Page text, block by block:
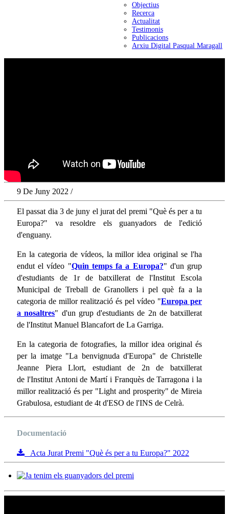
Objectius
Recerca
Actualitat
Testimonis
Publicacions
Arxiu Digital Pasqual Maragall
9 De Juny 2022 /
El passat dia 3 de juny el jurat del premi "Què és per a tu
Europa?" va resoldre els guanyadors de l'edició
d'enguany.
En la categoria de vídeos, la millor idea original se l'ha
endut el vídeo "Quin temps fa a Europa?" d'un grup
d'estudiants de 1r de batxillerat de l'Institut Escola
Municipal de Treball de Granollers i pel què fa a la
categoria de millor realització és pel vídeo "Europa per
a nosaltres" d'un grup d'estudiants de 2n de batxillerat
de l'Institut Manuel Blancafort de La Garriga.
En la categoria de fotografies, la millor idea original és
per la imatge "La benvignuda d'Europa" de Christelle
Jeanne Piera Llort, estudiant de 2n de batxillerat
de l'Institut Antoni de Martí i Franquès de Tarragona i la
millor realització és per "Light and prosperity" de Mireia
Grabulosa, estudiant de 4t d'ESO de l'INS de Celrà.
Documentació
Acta Jurat Premi "Què és per a tu Europa?" 2022